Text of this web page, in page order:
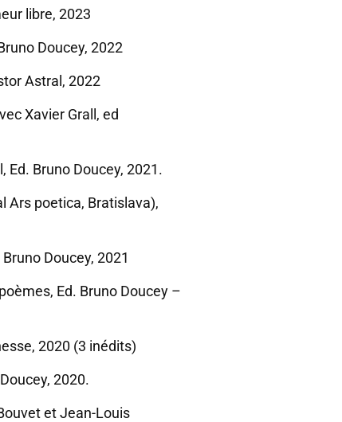
libre, 2023
Doucey, 2022
Astral, 2022
Xavier Grall, ed
Ed. Bruno Doucey, 2021.
Ars poetica, Bratislava),
Doucey, 2021
Ed. Bruno Doucey –
2020 (3 inédits)
2020.
et Jean-Louis